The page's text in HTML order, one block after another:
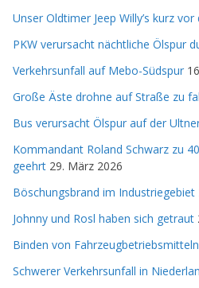
Unser Oldtimer Jeep Willy’s kurz
PKW verursacht nächtliche Ölspur
Verkehrsunfall auf Mebo-Südspur
Große Äste drohne auf Straße zu
Bus verursacht Ölspur auf der
Kommandant Roland Schwarz zu
geehrt 29. März 2026
Böschungsbrand im Industriegebiet
Johnny und Rosl haben sich getraut
Binden von
Schwerer Verkehrsunfall in